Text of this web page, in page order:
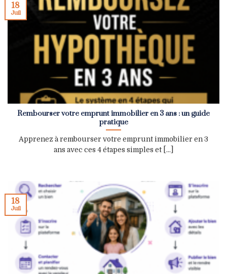
Rembourser votre emprunt immobilier en 3 ans : un guide
pratique
Apprenez à rembourser votre emprunt immobilier en 3
ans avec ces 4 étapes simples et [...]
18
Juil
18
Juil